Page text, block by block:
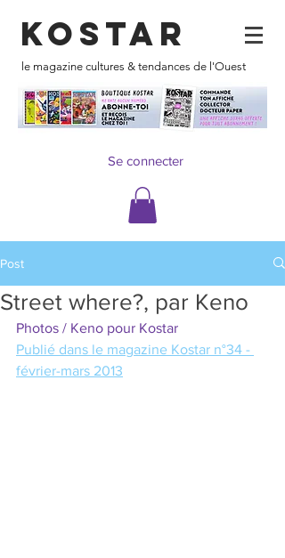
KOSTAR
le magazine cultures & tendances de l'Ouest
Se connecter
Post
Street where?, par Keno
Photos / Keno pour Kostar
Publié dans le magazine Kostar n°34 -
février-mars 2013